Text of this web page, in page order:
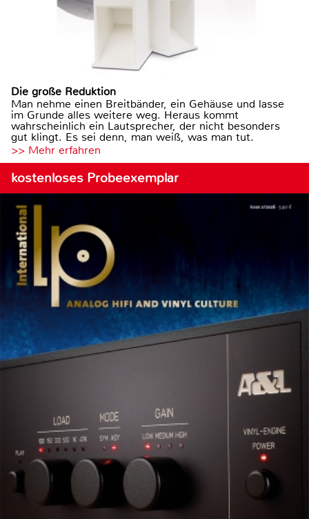
Die große Reduktion
Man nehme einen Breitbänder, ein Gehäuse und lasse
im Grunde alles weitere weg. Heraus kommt
wahrscheinlich ein Lautsprecher, der nicht besonders
gut klingt. Es sei denn, man weiß, was man tut.
>> Mehr erfahren
kostenloses Probeexemplar